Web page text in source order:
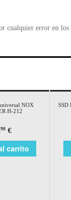
cualquier error en
NOX
H-212
90 €
carrito
SSD